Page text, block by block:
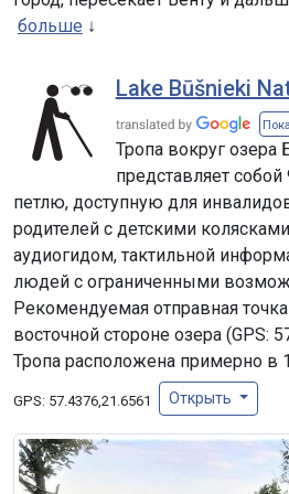
больше
Lake Būšnieki
Тропа вокруг озера
представляет
петлю, доступную для
родителей с детскими
аудиогидом, тактильной
людей с ограниченными
Рекомендуемая отправная
восточной стороне озера (GPS:
Тропа расположена примерно в
GPS: 57.4376,21.6561 Открыть